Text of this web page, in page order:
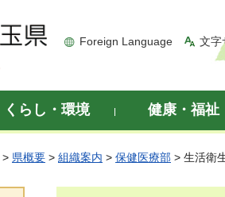
Foreign Language 文字
くらし・環境 健康・福祉
> 県概要 > 組織案内 > 保健医療部 > 生活衛